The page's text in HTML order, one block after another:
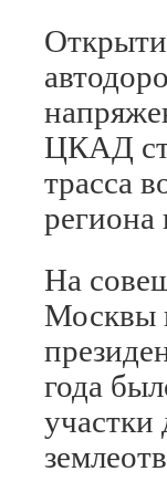
ЦКАД
трасса
региона
На
Москвы
года